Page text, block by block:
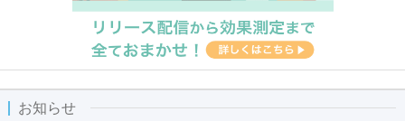
お知らせ